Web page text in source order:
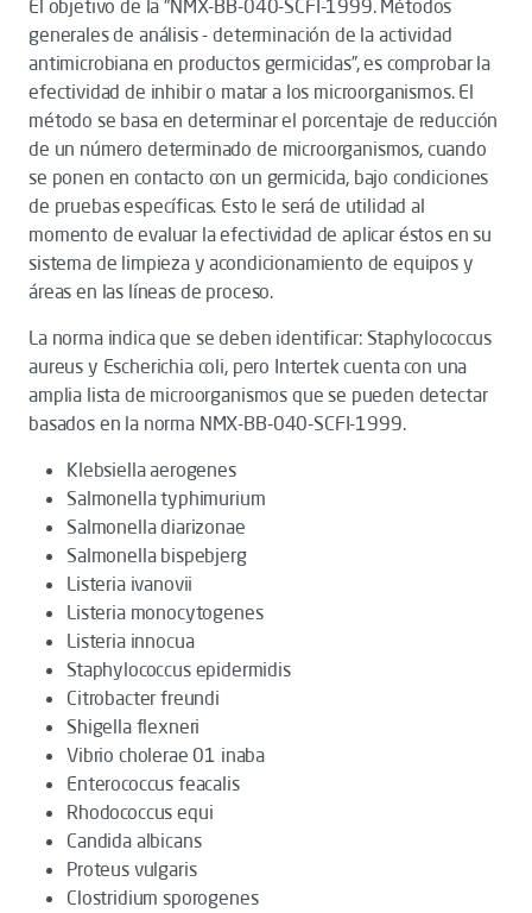
El objetivo de la “NMX-BB-040-SCFI-1999. Métodos
generales de análisis - determinación de la actividad
antimicrobiana en productos germicidas”, es comprobar la
efectividad de inhibir o matar a los microorganismos. El
método se basa en determinar el porcentaje de reducción
de un número determinado de microorganismos, cuando
se ponen en contacto con un germicida, bajo condiciones
de pruebas específicas. Esto le será de utilidad al
momento de evaluar la efectividad de aplicar éstos en su
sistema de limpieza y acondicionamiento de equipos y
áreas en las líneas de proceso.
La norma indica que se deben identificar: Staphylococcus
aureus y Escherichia coli, pero Intertek cuenta con una
amplia lista de microorganismos que se pueden detectar
basados en la norma NMX-BB-040-SCFI-1999.
Klebsiella aerogenes
Salmonella typhimurium
Salmonella diarizonae
Salmonella bispebjerg
Listeria ivanovii
Listeria monocytogenes
Listeria innocua
Staphylococcus epidermidis
Citrobacter freundi
Shigella flexneri
Vibrio cholerae 01 inaba
Enterococcus feacalis
Rhodococcus equi
Candida albicans
Proteus vulgaris
Clostridium sporogenes